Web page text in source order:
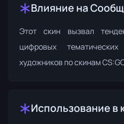
Влияние на
Этот скин вызвал
цифровых
художников по скинам
Использование в